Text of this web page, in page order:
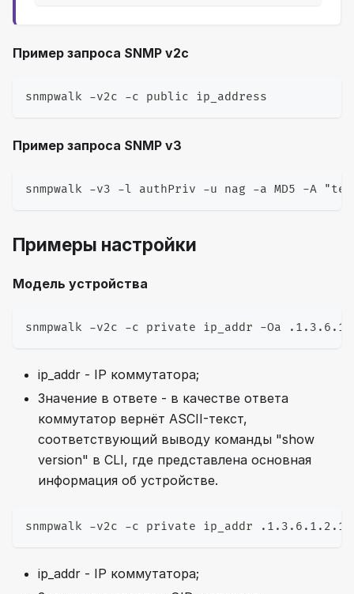
Пример запроса SNMP v2c
snmpwalk -v2c -c public ip_address
Пример запроса SNMP v3
snmpwalk -v3 -l authPriv -u nag -a MD5 -A
Примеры настройки
Модель устройства
snmpwalk -v2c -c private ip_addr -Oa
ip_addr - IP коммутатора;
Значение в ответе - в качестве ответа
коммутатор вернёт ASCII-текст,
соответствующий выводу команды "show
version" в CLI, где представлена основная
информация об устройстве.
snmpwalk -v2c -c private ip_addr
ip_addr - IP коммутатора;